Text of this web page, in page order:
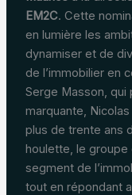
EM2C. Cette
en lumière les
dynamiser et de
de l’immobilier en
Serge Masson, qui
marquante,
plus de trente ans
houlette, le
segment de
tout en répondant